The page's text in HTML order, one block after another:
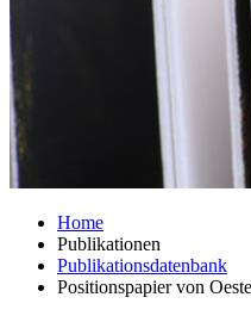
Home
Publikationen
Publikationsdatenbank
Positionspapier von